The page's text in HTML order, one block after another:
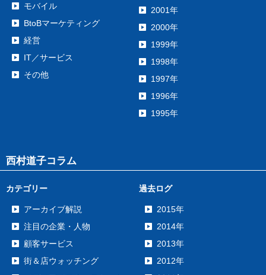
モバイル
BtoBマーケティング
経営
IT／サービス
その他
2001年
2000年
1999年
1998年
1997年
1996年
1995年
西村道子コラム
カテゴリー
アーカイブ解説
注目の企業・人物
顧客サービス
街＆店ウォッチング
過去ログ
2015年
2014年
2013年
2012年